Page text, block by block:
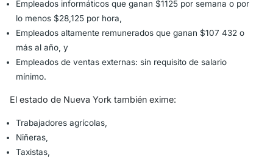
Empleados informáticos que ganan $1125 por semana o por
lo menos $28,125 por hora,
Empleados altamente remunerados que ganan $107 432 o
más al año, y
Empleados de ventas externas: sin requisito de salario
mínimo.
El estado de Nueva York también exime:
Trabajadores agrícolas,
Niñeras,
Taxistas,